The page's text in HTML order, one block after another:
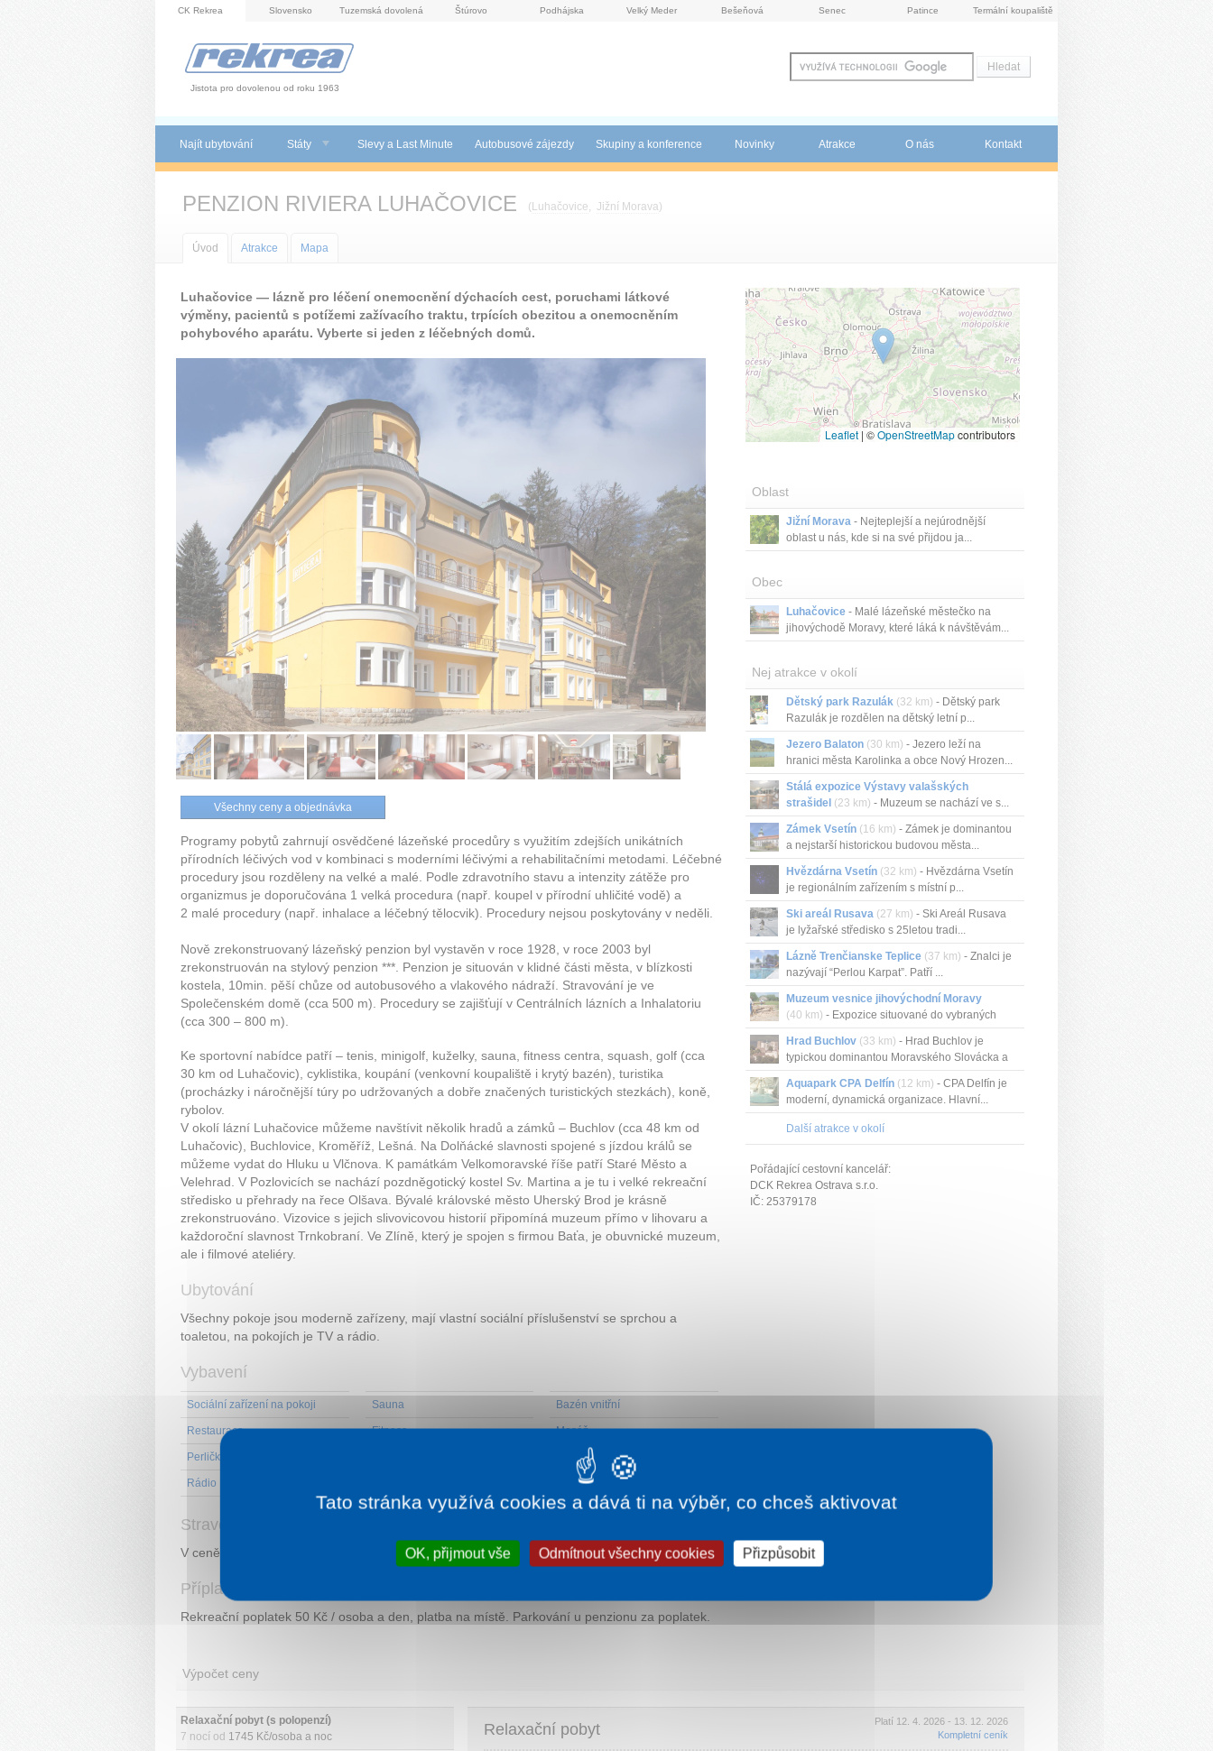
CK Rekrea Slovensko Tuzemská dovolená Štúrovo Podhájska Velký Meder Bešeňová Senec Patince Termální koupaliště
Jistota pro dovolenou od roku 1963
Najít ubytování Státy Slevy a Last Minute Autobusové zájezdy Skupiny a konference Novinky Atrakce O nás Kontakt
PENZION RIVIERA LUHAČOVICE ( Luhačovice, Jižní Morava)
Úvod Atrakce Mapa
Luhačovice — lázně pro léčení onemocnění dýchacích cest, poruchami látkové
výměny, pacientů s potížemi zažívacího traktu, trpících obezitou a onemocněním
pohybového aparátu. Vyberte si jeden z léčebných domů.
Všechny ceny a objednávka
Programy pobytů zahrnují osvědčené lázeňské procedůry s využitím zdejších unikátních
přírodních léčivých vod v kombinaci s moderními léčivými a rehabilitačními metodami. Léčebné
procedury jsou rozděleny na velké a malé. Podle zdravotního stavu a intenzity zátěže pro
organizmus je doporučována 1 velká procedura (např. koupel v přírodní uhličité vodě) a
2 malé procedury (např. inhalace a léčebný tělocvik). Procedury nejsou poskytovány v neděli.
Nově zrekonstruovaný lázeňský penzion byl vystavěn v roce 1928, v roce 2003 byl
zrekonstruován na stylový penzion ***. Penzion je situován v klidné části města, v blízkosti
kostela, 10min. pěší chůze od autobusového a vlakového nádraží. Stravování je ve
Společenském domě (cca 500 m). Procedury se zajišťují v Centrálních lázních a Inhalatoriu
(cca 300 – 800 m).
Ke sportovní nabídce patří – tenis, minigolf, kuželky, sauna, fitness centra, squash, golf (cca
30 km od Luhačovic), cyklistika, koupání (venkovní koupaliště i krytý bazén), turistika
(procházky i náročnější túry po udržovaných a dobře značených turistických stezkách), koně,
rybolov.
V okolí lázní Luhačovice můžeme navštívit několik hradů a zámků – Buchlov (cca 48 km od
Luhačovic), Buchlovice, Kroměříž, Lešná. Na Dolňácké slavnosti spojené s jízdou králů se
můžeme vydat do Hluku u Vlčnova. K památkám Velkomoravské říše patří Staré Město a
Velehrad. V Pozlovicích se nachází pozdněgotický kostel Sv. Martina a je tu i velké rekreační
středisko u přehrady na řece Olšava. Bývalé královské město Uherský Brod je krásně
zrekonstruováno. Vizovice s jejich slivovicovou historií připomíná muzeum přímo v lihovaru a
každoroční slavnost Trnkobraní. Ve Zlíně, který je spojen s firmou Baťa, je obuvnické muzeum,
ale i filmové ateliéry.
Ubytování
Všechny pokoje jsou moderně zařízeny, mají vlastní sociální příslušenství se sprchou a
toaletou, na pokojích je TV a rádio.
Vybavení
Sociální zařízení na pokoji Sauna Bazén vnitřní
Restaurace Fitness Masáž
Perličková koupel TV na pokoji
Rádio
Stravování
V ceně pobytu polopenze. Stravování je ve Společenském domě (cca 500 m).
Příplatky
Rekreační poplatek 50 Kč / osoba a den, platba na místě. Parkování u penzionu za poplatek.
Leaflet | ©OpenStreetMapcontributors
Oblast
Jižní Morava - Nejteplejší a nejúrodnější
oblast u nás, kde si na své přijdou ja...
Obec
Luhačovice - Malé lázeňské městečko na
jihovýchodě Moravy, které láká k návštěvám...
Nej atrakce v okolí
Dětský park Razulák (32 km) - Dětský park
Razulák je rozdělen na dětský letní p...
Jezero Balaton (30 km) - Jezero leží na
hranici města Karolinka a obce Nový Hrozen...
Stálá expozice Výstavy valašských
strašidel (23 km) - Muzeum se nachází ve s...
Zámek Vsetín (16 km) - Zámek je dominantou
a nejstarší historickou budovou města...
Hvězdárna Vsetín (32 km) - Hvězdárna Vsetín
je regionálním zařízením s místní p...
Ski areál Rusava (27 km) - Ski Areál Rusava
je lyžařské středisko s 25letou tradi...
Lázně Trenčianske Teplice (37 km) - Znalci je
nazývají “Perlou Karpat”. Patří ...
Muzeum vesnice jihovýchodní Moravy
(40 km) - Expozice situované do vybraných
obj...
Hrad Buchlov (33 km) - Hrad Buchlov je
typickou dominantou Moravského Slovácka a
...
Aquapark CPA Delfín (12 km) - CPA Delfín je
moderní, dynamická organizace. Hlavní...
Další atrakce v okolí
Pořádající cestovní kancelář:
DCK Rekrea Ostrava s.r.o.
IČ: 25379178
Výpočet ceny
Relaxační pobyt (s polopenzí)
7 nocí od 1745 Kč/osoba a noc Relaxační pobyt
Platí 12. 4. 2026 - 13. 12. 2026
Kompletní ceník
Tato stránka využívá cookies a dává ti na výběr, co chceš aktivovat
OK, přijmout vše Odmítnout všechny cookies Přizpůsobit